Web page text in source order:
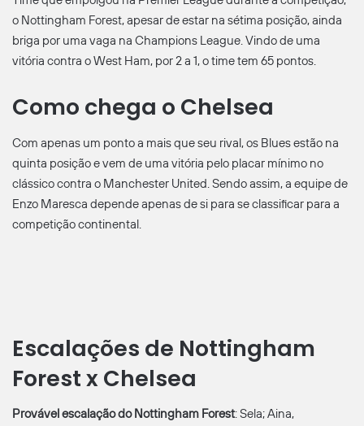
o Nottingham Forest, apesar de estar na sétima posição, ainda
briga por uma vaga na Champions League. Vindo de uma
vitória contra o West Ham, por 2 a 1, o time tem 65 pontos.
Como chega o Chelsea
Com apenas um ponto a mais que seu rival, os Blues estão na
quinta posição e vem de uma vitória pelo placar mínimo no
clássico contra o Manchester United. Sendo assim, a equipe de
Enzo Maresca depende apenas de si para se classificar para a
competição continental.
Escalações de Nottingham
Forest x Chelsea
Provável escalação do Nottingham Forest: Sela; Aina,